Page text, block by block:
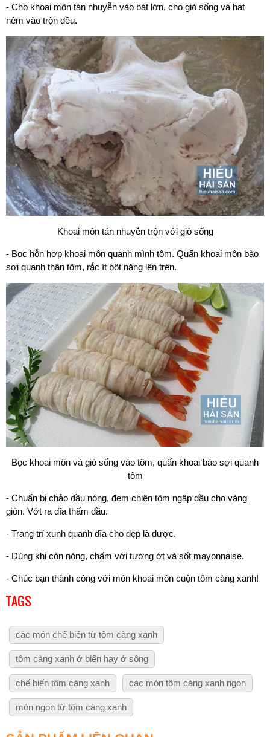
- Cho khoai môn tán nhuyễn vào bát lớn, cho giò sống và hạt
nêm vào trộn đều.
Khoai môn tán nhuyễn trộn với giò sống
- Bọc hỗn hợp khoai môn quanh mình tôm. Quấn khoai môn bào
sợi quanh thân tôm, rắc ít bột năng lên trên.
Bọc khoai môn và giò sống vào tôm, quấn khoai bào sợi quanh
tôm
- Chuẩn bị chảo dầu nóng, đem chiên tôm ngập dầu cho vàng
giòn. Vớt ra dĩa thấm dầu.
- Trang trí xunh quanh dĩa cho đẹp là được.
- Dùng khi còn nóng, chấm với tương ớt và sốt mayonnaise.
- Chúc bạn thành công với món khoai môn cuộn tôm càng xanh!
TAGS
các món chế biến từ tôm càng xanh
tôm càng xanh ở biển hay ở sông
chế biến tôm càng xanh các món tôm càng xanh ngon
món ngon từ tôm càng xanh